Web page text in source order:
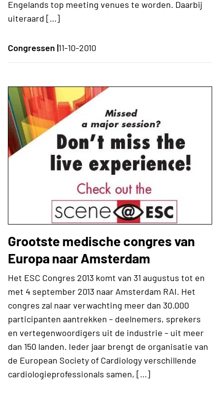
Engelands top meeting venues te worden. Daarbij
uiteraard […]
Congressen |11-10-2010
Grootste medische congres van
Europa naar Amsterdam
Het ESC Congres 2013 komt van 31 augustus tot en
met 4 september 2013 naar Amsterdam RAI. Het
congres zal naar verwachting meer dan 30.000
participanten aantrekken – deelnemers, sprekers
en vertegenwoordigers uit de industrie – uit meer
dan 150 landen. Ieder jaar brengt de organisatie van
de European Society of Cardiology verschillende
cardiologieprofessionals samen, […]